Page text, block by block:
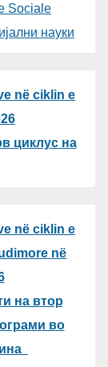
Sociale
науки
në ciklin e
циклус на
në ciklin e
në
на втор
во